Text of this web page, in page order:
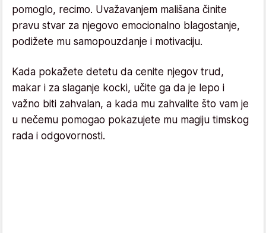
pomoglo, recimo. Uvažavanjem mališana činite
pravu stvar za njegovo emocionalno blagostanje,
podižete mu samopouzdanje i motivaciju.
Kada pokažete detetu da cenite njegov trud,
makar i za slaganje kocki, učite ga da je lepo i
važno biti zahvalan, a kada mu zahvalite što vam je
u nečemu pomogao pokazujete mu magiju timskog
rada i odgovornosti.